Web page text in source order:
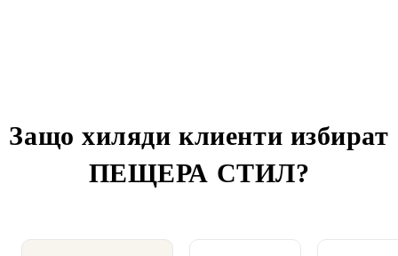
Защо хиляди клиенти избират
ПЕЩЕРА СТИЛ?